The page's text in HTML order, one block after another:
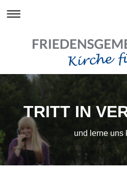
TRITT IN
und lerne uns